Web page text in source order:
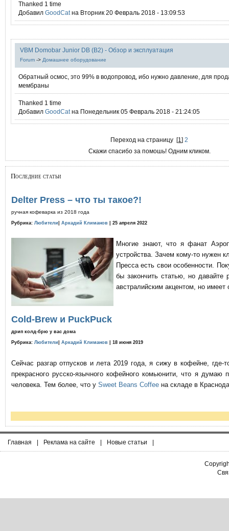
Thanked 1 time
Добавил GoodCat на Вторник 20 Февраль 2018 - 13:09:53
VBM Domobar Junior DB (B2) - Обзор и эксплуатация
Forum -> Домашнее оборудование
Обратный осмос, это 99% в водопровод, ибо нужно давление, для
мембраны
Thanked 1 time
Добавил GoodCat на Понедельник 05 Февраль 2018 - 21:24:05
Переход на страницу[1]2
Скажи спасибо за помошь! Одним кликом.
Последние статьи
Delter Press – что ты такое?!
ручная кофеварка из 2018 года
Рубрика: Любители Аркадий Климанов | 25 апреля 2022
Многие знают, что я фанат
устройства. Зачем кому-то нужен
Пресса есть свои особенности.
бы закончить статью, но давайте
австралийским акцентом, но имеет
Cold-Brew и PuckPuck
дрип колд-брю у вас дома
Рубрика: Любители Аркадий Климанов | 18 июня 2019
Сейчас разгар отпусков и лета 2019 года, я сижу в кофейне,
прекрасного русско-язычного кофейного комьюнити, что я
человека. Тем более, что у Sweet Beans Coffee на складе в
Главная | Реклама на сайте | Новые статьи |